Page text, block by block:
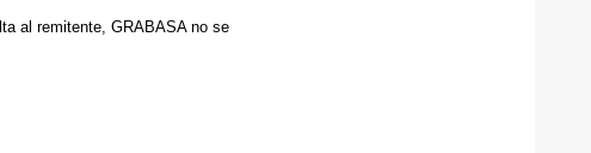
al remitente, GRABASA no se